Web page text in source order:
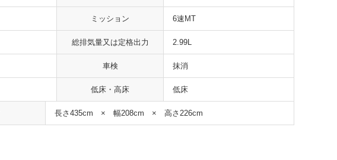
ミッション 6速MT
総排気量又は定格出力 2.99L
車検 抹消
低床・高床 低床
長さ435cm × 幅208cm × 高さ226cm